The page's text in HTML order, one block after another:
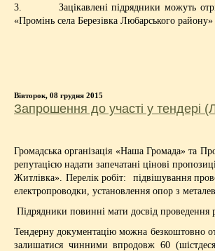
3. Зацікавлені підрядники можуть
«Промінь села Березівка Любарського
Вівторок, 08 грудня 2015
Запрошення до участі у тендері
Громадська організація «Наша Громада» та
репутацією надати запечатані цінові
Житлівка». Перелік робіт: підвішування
електропроводки, установлення опор з
Підрядники повинні мати досвід проведення
Тендерну документацію можна безкоштовно
залишатися чинними впродовж 60